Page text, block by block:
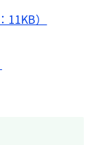
）